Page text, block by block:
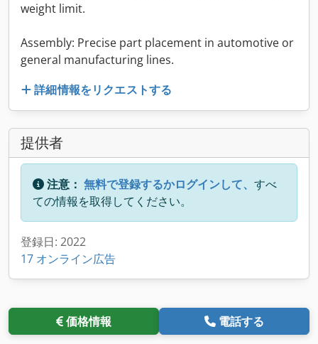
weight limit.
Assembly: Precise part placement in automotive or
general manufacturing lines.
詳細情報をリクエストする
提供者
注意： 無料で登録するかログインして、 すべ
ての情報を取得してください。
登録日: 2022
17 オンライン広告
価格情報 電話する